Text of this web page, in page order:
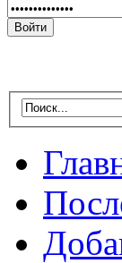
Войти